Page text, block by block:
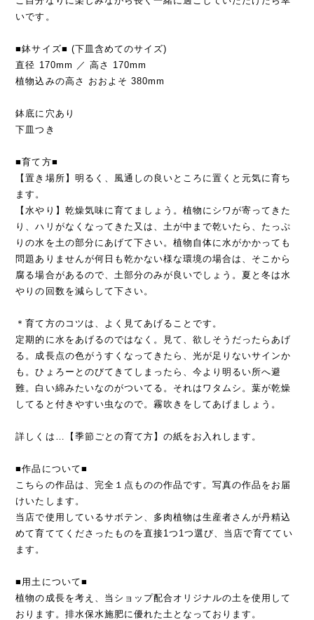
いです。
■鉢サイズ■ (下皿含めてのサイズ)
直径 170mm ／ 高さ 170mm
植物込みの高さ おおよそ 380mm
鉢底に穴あり
下皿つき
■育て方■
【置き場所】明るく、風通しの良いところに置くと元気に育ち
ます。
【水やり】乾燥気味に育てましょう。植物にシワが寄ってきた
り、ハリがなくなってきた又は、土が中まで乾いたら、たっぷ
りの水を土の部分にあげて下さい。植物自体に水がかかっても
問題ありませんが何日も乾かない様な環境の場合は、そこから
腐る場合があるので、土部分のみが良いでしょう。夏と冬は水
やりの回数を減らして下さい。
＊育て方のコツは、よく見てあげることです。
定期的に水をあげるのではなく。見て、欲しそうだったらあげ
る。成長点の色がうすくなってきたら、光が足りないサインか
も。ひょろーとのびてきてしまったら、今より明るい所へ避
難。白い綿みたいなのがついてる。それはワタムシ。葉が乾燥
してると付きやすい虫なので。霧吹きをしてあげましょう。
詳しくは…【季節ごとの育て方】の紙をお入れします。
■作品について■
こちらの作品は、完全１点ものの作品です。写真の作品をお届
けいたします。
当店で使用しているサボテン、多肉植物は生産者さんが丹精込
めて育ててくださったものを直接1つ1つ選び、当店で育ててい
ます。
■用土について■
植物の成長を考え、当ショップ配合オリジナルの土を使用して
おります。排水保水施肥に優れた土となっております。